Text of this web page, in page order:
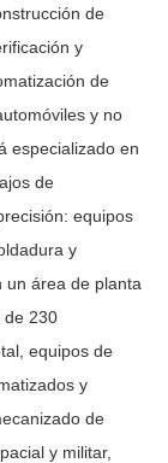
de
y
de
y no
especializado en
de
equipos
y
un área de planta
de 230
equipos de
y
de
y militar,